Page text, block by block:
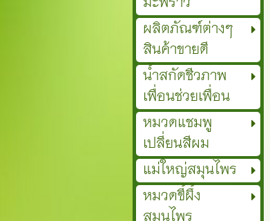
ผลิตภัณฑ์ต่างๆ
สินค้าขายดี
น้ำสกัดชีวภาพ
เพื่อนช่วยเพื่อน
หมวดแชมพู
เปลี่ยนสีผม
แม่ใหญ่สมุนไพร
หมวดขี้ผึ้ง